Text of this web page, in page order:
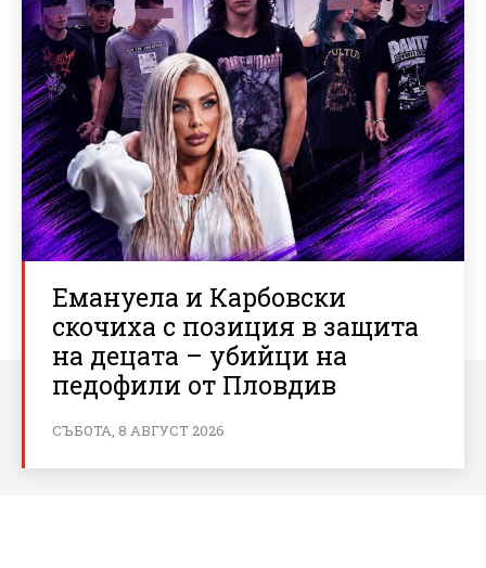
Емануела и Карбовски
скочиха с позиция в защита
на децата – убийци на
педофили от Пловдив
СЪБОТА, 8 АВГУСТ 2026